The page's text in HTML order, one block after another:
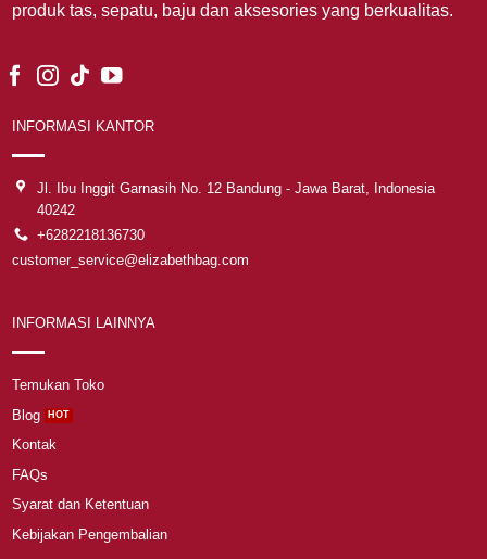
produk tas, sepatu, baju dan aksesories yang berkualitas.
INFORMASI KANTOR
Jl. Ibu Inggit Garnasih No. 12 Bandung - Jawa Barat, Indonesia
40242
+6282218136730
customer_service@elizabethbag.com
INFORMASI LAINNYA
Temukan Toko
Blog
Kontak
FAQs
Syarat dan Ketentuan
Kebijakan Pengembalian